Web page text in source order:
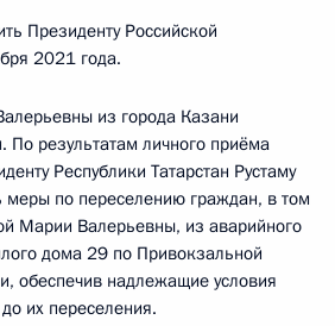
Президенту Российской
2021 года.
из города Казани
По результатам личного приёма
Республики Татарстан Рустаму
меры по переселению граждан, в том
Марии Валерьевны, из аварийного
дома 29 по Привокзальной
обеспечив надлежащие условия
их переселения.